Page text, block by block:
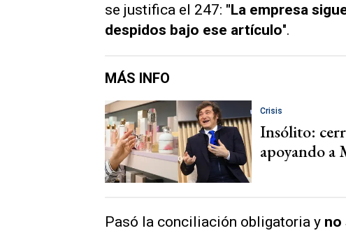
se justifica el 247: "La empresa
despidos bajo ese artículo".
MÁS INFO
Crisis
Insólito:
apoyando a
Pasó la conciliación obligatoria y no